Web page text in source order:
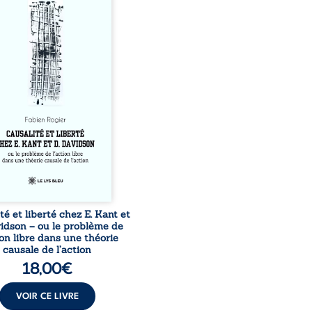
nous vraiment libres
de nos actes s’inscrit
une chaîne de causes ? À
une confrontation
les pensées d’Emmanuel
et de Donald Davidson,
explore les liens entre
arbitre, déterminisme
et responsabilité. De la
kantienne au monisme
de Davidson, il
la manière dont les
et les croyances
peuvent ...
et liberté chez E. Kant et
– ou le problème de
libre dans une théorie
causale de l’action
18,00€
VOIR CE LIVRE